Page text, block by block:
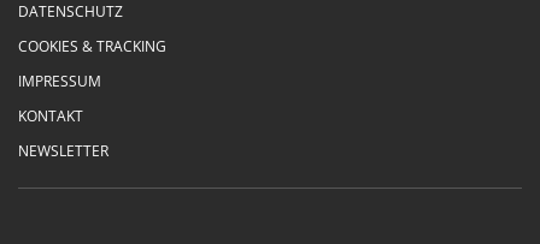
DATENSCHUTZ
COOKIES & TRACKING
IMPRESSUM
KONTAKT
NEWSLETTER